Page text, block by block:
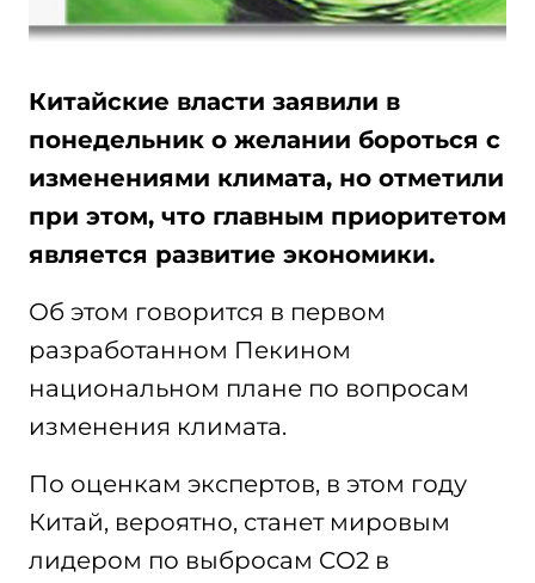
Китайские власти заявили в
понедельник о желании бороться с
изменениями климата, но отметили
при этом, что главным приоритетом
является развитие экономики.
Об этом говорится в первом
разработанном Пекином
национальном плане по вопросам
изменения климата.
По оценкам экспертов, в этом году
Китай, вероятно, станет мировым
лидером по выбросам CO2 в